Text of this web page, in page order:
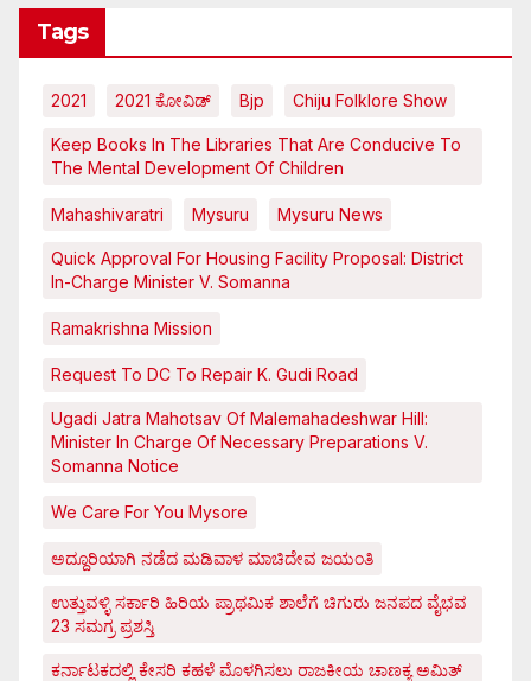
Tags
2021 2021 ಕೋವಿಡ್‌ Bjp Chiju Folklore Show
Keep Books In The Libraries That Are Conducive To
The Mental Development Of Children
Mahashivaratri Mysuru Mysuru News
Quick Approval For Housing Facility Proposal: District
In-Charge Minister V. Somanna
Ramakrishna Mission
Request To DC To Repair K. Gudi Road
Ugadi Jatra Mahotsav Of Malemahadeshwar Hill:
Minister In Charge Of Necessary Preparations V.
Somanna Notice
We Care For You Mysore
ಅದ್ದೂರಿಯಾಗಿ ನಡೆದ ಮಡಿವಾಳ ಮಾಚಿದೇವ ಜಯಂತಿ
ಉತ್ತುವಳ್ಳಿ ಸರ್ಕಾರಿ ಹಿರಿಯ ಪ್ರಾಥಮಿಕ ಶಾಲೆಗೆ ಚಿಗುರು ಜನಪದ ವೈಭವ
23 ಸಮಗ್ರ ಪ್ರಶಸ್ತಿ
ಕರ್ನಾಟಕದಲ್ಲಿ ಕೇಸರಿ ಕಹಳೆ ಮೊಳಗಿಸಲು ರಾಜಕೀಯ ಚಾಣಕ್ಯ ಅಮಿತ್